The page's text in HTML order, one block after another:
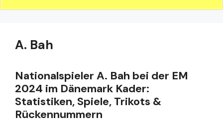
A. Bah
Nationalspieler A. Bah bei der EM
2024 im Dänemark Kader:
Statistiken, Spiele, Trikots &
Rückennummern